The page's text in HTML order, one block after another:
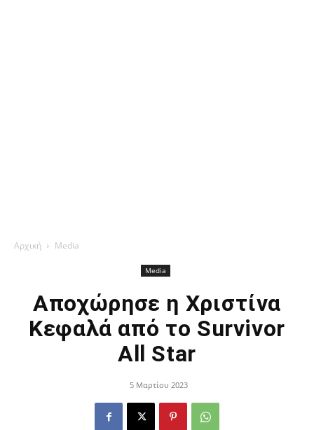
Αρχική Media
Media
Αποχώρησε η Χριστίνα
Κεφαλά από το Survivor
All Star
5 Μαρτίου 2023